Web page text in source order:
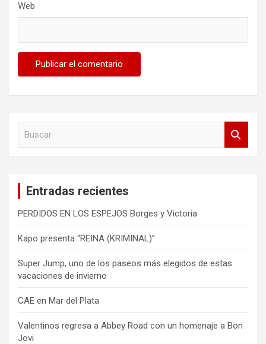
Web
Entradas recientes
PERDIDOS EN LOS ESPEJOS Borges y Victoria
Kapo presenta “REINA (KRIMINAL)”
Super Jump, uno de los paseos más elegidos de estas
vacaciones de invierno
CAE en Mar del Plata
Valentinos regresa a Abbey Road con un homenaje a Bon
Jovi